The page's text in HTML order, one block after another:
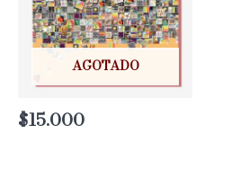
AGOTADO
$15.000